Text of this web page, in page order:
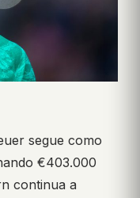
segue como
€403.000
continua a